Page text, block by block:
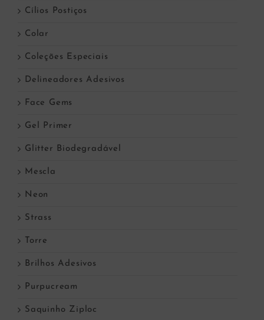
Cílios Postiços
Colar
Coleções Especiais
Delineadores Adesivos
Face Gems
Gel Primer
Glitter Biodegradável
Mescla
Neon
Strass
Torre
Brilhos Adesivos
Purpucream
Saquinho Ziploc